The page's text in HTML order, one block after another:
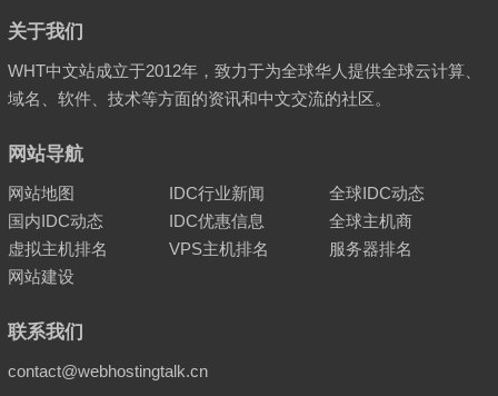
关于我们
WHT中文站成立于2012年，致力于为全球华人提供全球云计算、
域名、软件、技术等方面的资讯和中文交流的社区。
网站导航
网站地图 IDC行业新闻
全球IDC动态
国内IDC动态
IDC优惠信息
全球主机商
虚拟主机排名
VPS主机排名
服务器排名
网站建设
联系我们
contact@webhostingtalk.cn